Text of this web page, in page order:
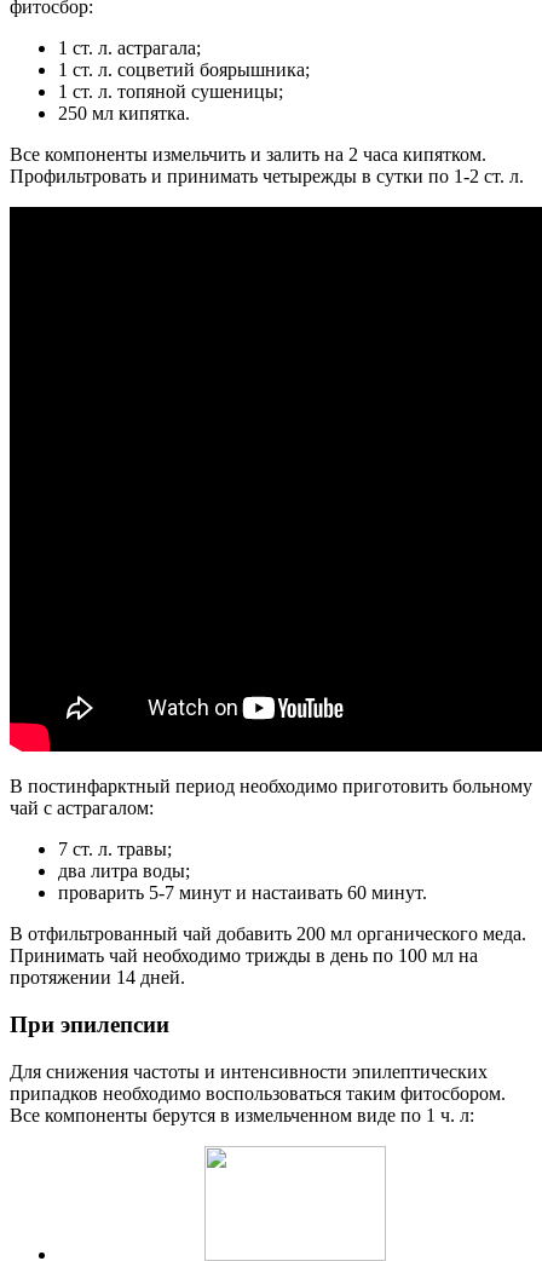
фитосбор:
1 ст. л. астрагала;
1 ст. л. соцветий боярышника;
1 ст. л. топяной сушеницы;
250 мл кипятка.
Все компоненты измельчить и залить на 2 часа кипятком.
Профильтровать и принимать четырежды в сутки по 1-2 ст. л.
В постинфарктный период необходимо приготовить больному
чай с астрагалом:
7 ст. л. травы;
два литра воды;
проварить 5-7 минут и настаивать 60 минут.
В отфильтрованный чай добавить 200 мл органического меда.
Принимать чай необходимо трижды в день по 100 мл на
протяжении 14 дней.
При эпилепсии
Для снижения частоты и интенсивности эпилептических
припадков необходимо воспользоваться таким фитосбором.
Все компоненты берутся в измельченном виде по 1 ч. л: